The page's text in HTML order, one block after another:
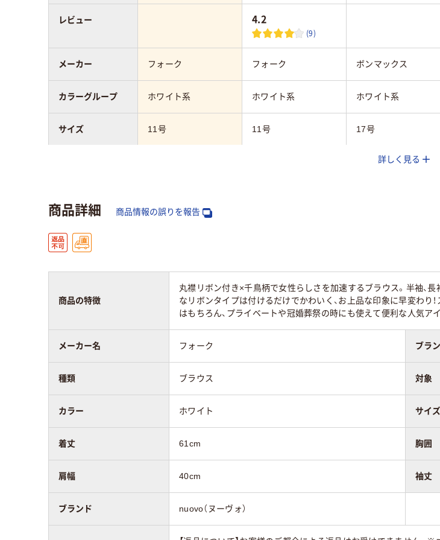
4.2
(9)
フォーク フォーク ボンマックス
ホワイト系 ホワイト系 ホワイト系
11号 11号 17号
レビュー
メーカー
カラーグループ
サイズ
詳しく見る
商品詳細 商品情報の誤りを報告
商品の特徴
丸襟リボン付き×千鳥柄で女性らしさを加速するブラウス。半袖、
なリボンタイプは付けるだけでかわいく、お上品な印象に早変わり
はもちろん、プライベートや冠婚葬祭の時にも使えて便利な人気アイ
メーカー名 フォーク ブラ
種類 ブラウス 対象
カラー ホワイト サイズ
着丈 61cm 胸囲
肩幅 40cm 袖丈
ブランド nuovo（ヌーヴォ）